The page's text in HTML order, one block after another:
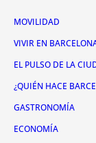
MOVILIDAD
VIVIR EN
EL PULSO DE LA
¿QUIÉN HACE
GASTRONOMÍA
ECONOMÍA